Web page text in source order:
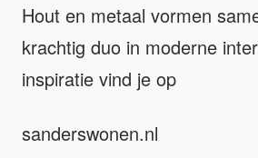
Hout en metaal vormen
krachtig duo in moderne
inspiratie vind je op
sanderswonen.nl